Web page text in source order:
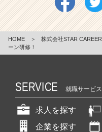
HOME ＞ 株式会社STAR CAREER
ーン研修！
SERVICE 就職サービス
求人を探す
企業を探す